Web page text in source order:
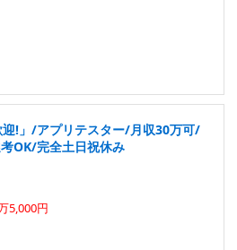
迎!」/アプリテスター/月収30万可/
OK/完全土日祝休み
5,000円